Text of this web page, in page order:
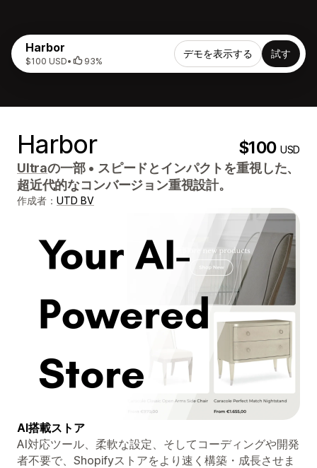
Harbor
$100 USD• 93%
デモを表示する 試す
Harbor $100USD
Ultraの一部 • スピードとインパクトを重視した、
超近代的なコンバージョン重視設計。
作成者： UTD BV
AI搭載ストア
AI対応ツール、柔軟な設定、そしてコーディングや開発
者不要で、Shopifyストアをより速く構築・成長させま